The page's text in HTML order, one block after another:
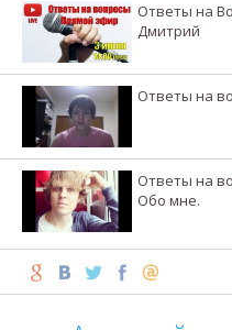
Ответы на
Дмитрий
Ответы на
Ответы на
Обо мне.